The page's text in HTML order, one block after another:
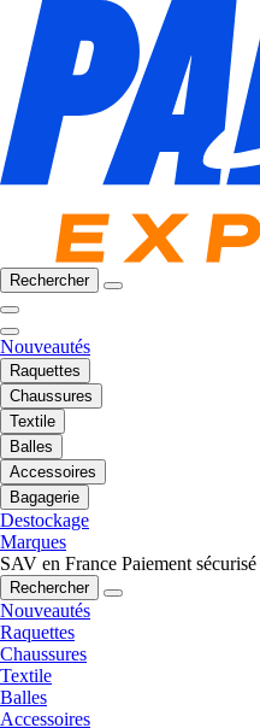
Rechercher
Nouveautés
Raquettes
Chaussures
Textile
Balles
Accessoires
Bagagerie
Destockage
Marques
SAV en France Paiement sécurisé
Rechercher
Nouveautés
Raquettes
Chaussures
Textile
Balles
Accessoires